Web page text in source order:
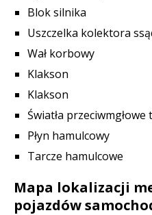
Blok silnika
Uszczelka kolektora
Wał korbowy
Klakson
Klakson
Światła przeciwmgłowe
Płyn hamulcowy
Tarcze hamulcowe
Mapa lokalizacji
pojazdów